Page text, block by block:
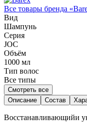
Все товары бренда «
Вид
Шампунь
Серия
JOC
Объём
1000 мл
Тип волос
Все типы
Смотреть все
Описание
Состав
Восстанавливающийи